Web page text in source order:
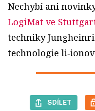
Nechybí ani
LogiMat ve
techniky
technologie
SDÍLET